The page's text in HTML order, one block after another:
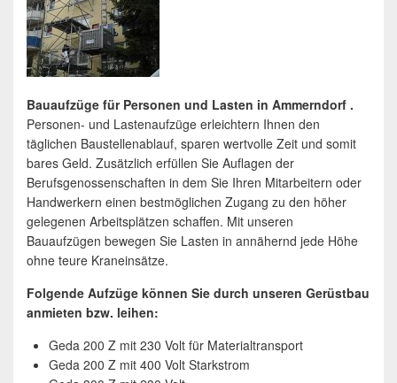
Bauaufzüge für Personen und Lasten in Ammerndorf .
Personen- und Lastenaufzüge erleichtern Ihnen den
täglichen Baustellenablauf, sparen wertvolle Zeit und somit
bares Geld. Zusätzlich erfüllen Sie Auflagen der
Berufsgenossenschaften in dem Sie Ihren Mitarbeitern oder
Handwerkern einen bestmöglichen Zugang zu den höher
gelegenen Arbeitsplätzen schaffen. Mit unseren
Bauaufzügen bewegen Sie Lasten in annähernd jede Höhe
ohne teure Kraneinsätze.
Folgende Aufzüge können Sie durch unseren Gerüstbau
anmieten bzw. leihen:
Geda 200 Z mit 230 Volt für Materialtransport
Geda 200 Z mit 400 Volt Starkstrom